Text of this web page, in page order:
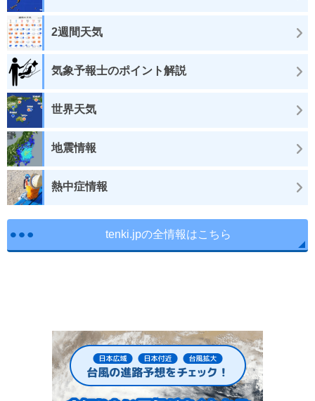
2週間天気
気象予報士のポイント解説
世界天気
地震情報
熱中症情報
tenki.jpの全情報はこちら